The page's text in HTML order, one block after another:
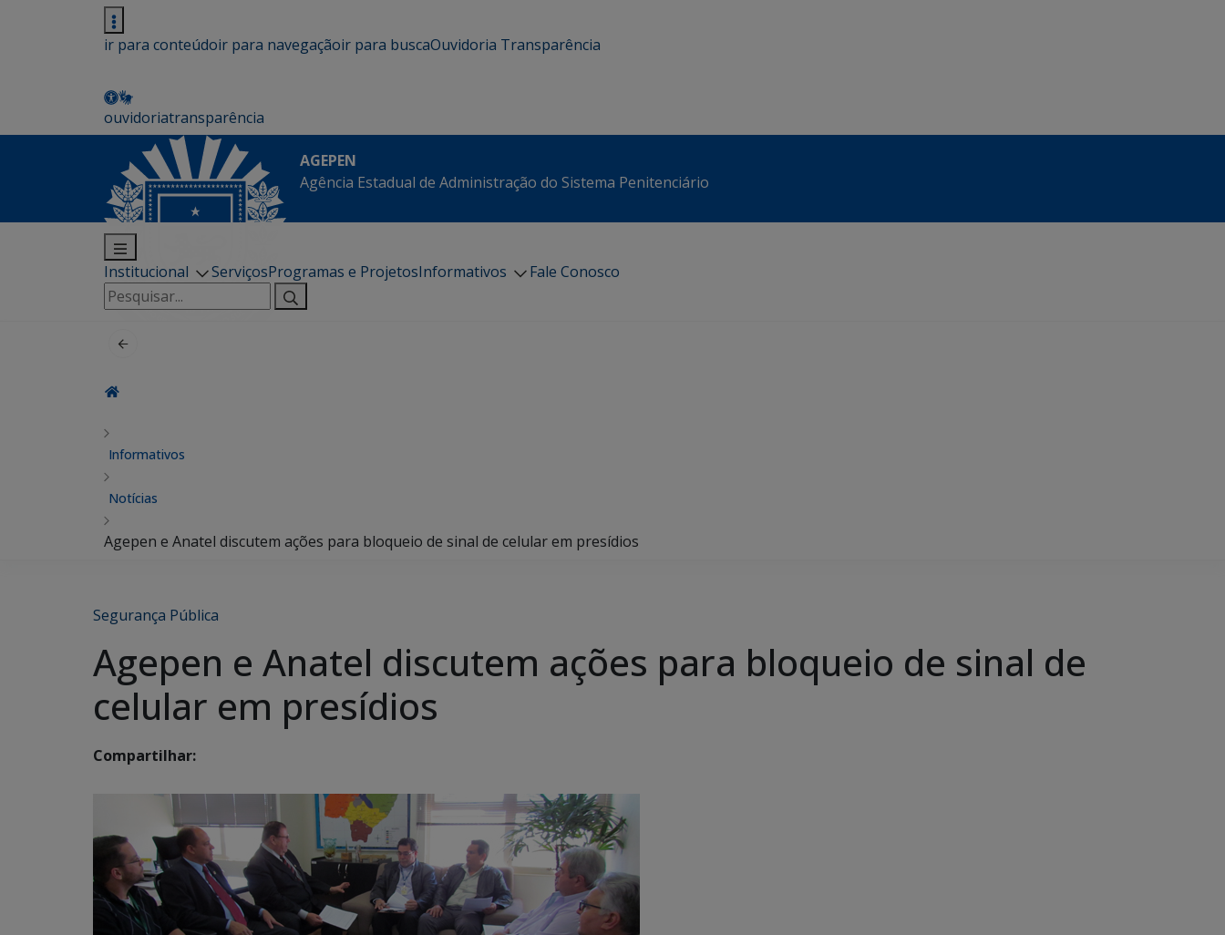
ir para conteúdoir para navegaçãoir para buscaOuvidoria Transparência
ouvidoriatransparência
AGEPEN
Agência Estadual de Administração do Sistema Penitenciário
Institucional ServiçosProgramas e ProjetosInformativos
Fale Conosco
Pesquisar
por:
Informativos
Notícias
Agepen e Anatel discutem ações para bloqueio de sinal de celular em presídios
Segurança Pública
Agepen e Anatel discutem ações para bloqueio de sinal de
celular em presídios
Compartilhar: